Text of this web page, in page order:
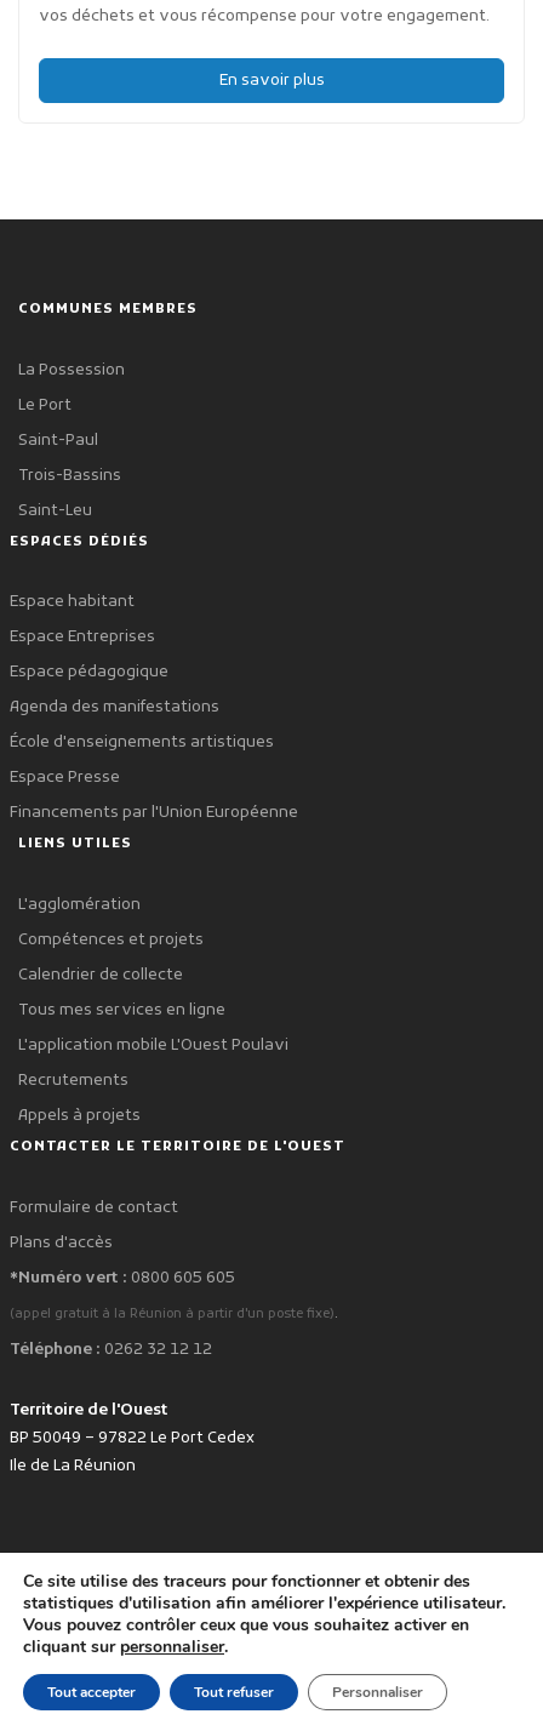
vos déchets et vous récompense pour votre engagement.
En savoir plus
COMMUNES MEMBRES
La Possession
Le Port
Saint-Paul
Trois-Bassins
Saint-Leu
ESPACES DÉDIÉS
Espace habitant
Espace Entreprises
Espace pédagogique
Agenda des manifestations
École d'enseignements artistiques
Espace Presse
Financements par l'Union Européenne
LIENS UTILES
L'agglomération
Compétences et projets
Calendrier de collecte
Tous mes services en ligne
L'application mobile L'Ouest Poulavi
Recrutements
Appels à projets
CONTACTER LE TERRITOIRE DE L'OUEST
Formulaire de contact
Plans d'accès
*Numéro vert : 0800 605 605
(appel gratuit à la Réunion à partir d'un poste fixe).
Téléphone : 0262 32 12 12
Territoire de l'Ouest
BP 50049 – 97822 Le Port Cedex
Ile de La Réunion
Développé avec favoritepar le Territoire de l'Ouest © www.tco.re -2026.
Politique de protection des données personnelles
Mentions légales
Accessibilité : non conforme
Ce site utilise des traceurs pour fonctionner et obtenir des
statistiques d'utilisation afin améliorer l'expérience utilisateur.
Vous pouvez contrôler ceux que vous souhaitez activer en
cliquant sur personnaliser.
Tout accepter Tout refuser Personnaliser